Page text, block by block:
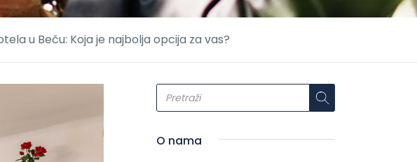
u Beču: Koja je najbolja opcija za vas?
O nama